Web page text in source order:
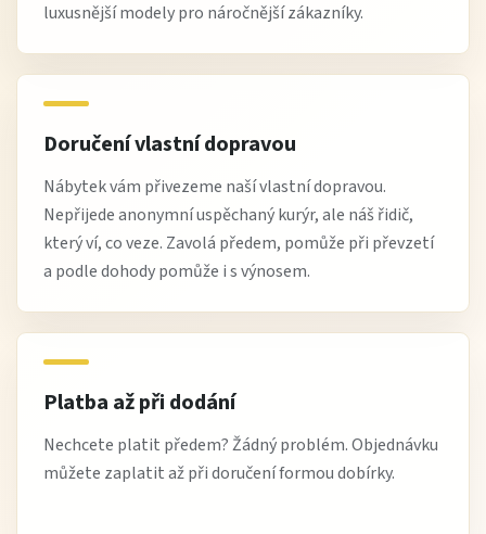
luxusnější modely pro náročnější zákazníky.
Doručení vlastní dopravou
Nábytek vám přivezeme naší vlastní dopravou.
Nepřijede anonymní uspěchaný kurýr, ale náš řidič,
který ví, co veze. Zavolá předem, pomůže při převzetí
a podle dohody pomůže i s výnosem.
Platba až při dodání
Nechcete platit předem? Žádný problém. Objednávku
můžete zaplatit až při doručení formou dobírky.